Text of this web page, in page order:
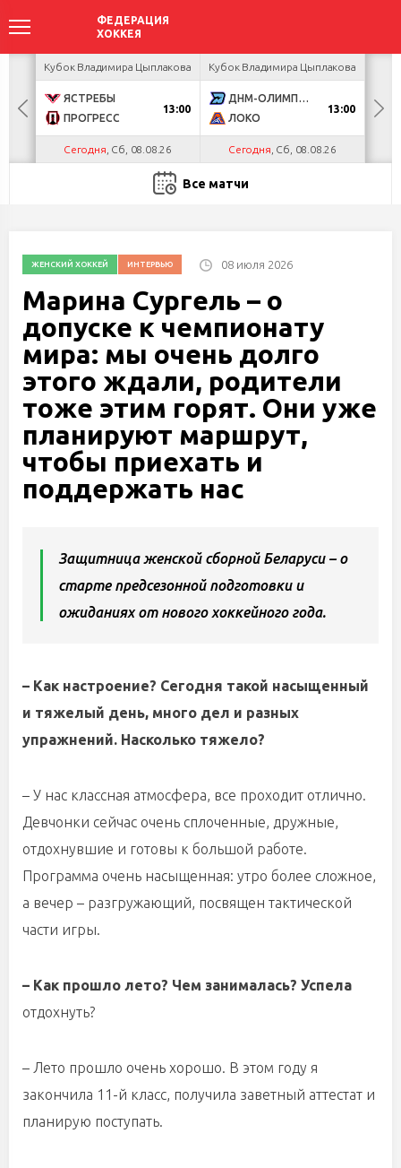
Кубок Владимира Цыплакова
ЯСТРЕБЫ
ПРОГРЕСС
13:00
Сегодня , Сб, 08.08.26
Кубок Владимира Цыплакова
ДНМ-ОЛИМПИК
ЛОКО
13:00
Сегодня , Сб, 08.08.26
Все матчи
ЖЕНСКИЙ ХОККЕЙ ИНТЕРВЬЮ 08 июля 2026
Марина Сургель – о
допуске к чемпионату
мира: мы очень долго
этого ждали, родители
тоже этим горят. Они уже
планируют маршрут,
чтобы приехать и
поддержать нас
Защитница женской сборной Беларуси – о
старте предсезонной подготовки и
ожиданиях от нового хоккейного года.
– Как настроение? Сегодня такой насыщенный
и тяжелый день, много дел и разных
упражнений. Насколько тяжело?
– У нас классная атмосфера, все проходит отлично.
Девчонки сейчас очень сплоченные, дружные,
отдохнувшие и готовы к большой работе.
Программа очень насыщенная: утро более сложное,
а вечер – разгружающий, посвящен тактической
части игры.
– Как прошло лето? Чем занималась? Успела
отдохнуть?
– Лето прошло очень хорошо. В этом году я
закончила 11-й класс, получила заветный аттестат и
планирую поступать.